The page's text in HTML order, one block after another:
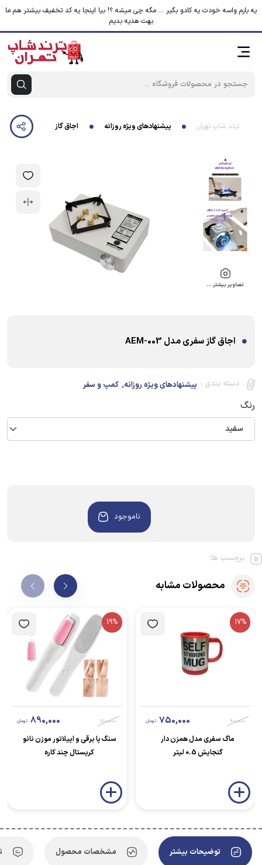
یه بارم واسه خودت یه کادو بگیر ... مگه چی میشه ؟! بیا اینجا یه کد تخفیف بیشتر هم ما
بهت هدیه بدیم
ترند شاپ تهران پیشنهادهای ویژه روزانه اجاق گاز سفری مدل AEM-003
تصاویر بیشتر …
اجاق گاز سفری مدل AEM-003
دسته بندی : پیشنهادهای ویژه روزانه, کمپ و سفر
رنگ
سفید
ناموجود
برچسب ها:
محصولات مشابه
17%
900,000
750,000 تومان
ماگ سفری مدل همزن دار
گنجایش 0.5 لیتر
19%
1,100,000
890,000 تومان
سنگ پا برقی و اپیلاتور موزن نانو
کریستال چند کاره
توضیحات بیشتر مشخصات محصول